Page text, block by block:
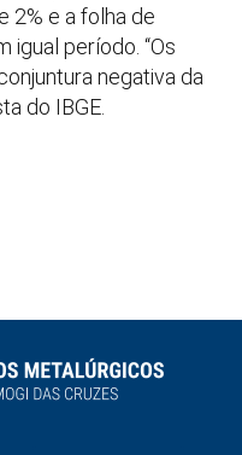
2% e a folha de
igual período. “Os
negativa da
do IBGE.